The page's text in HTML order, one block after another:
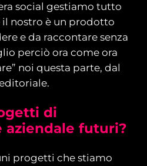
social gestiamo tutto
nostro è un prodotto
e da raccontare senza
perciò ora come ora
noi questa parte, dal
di
aziendale futuri?
progetti che stiamo